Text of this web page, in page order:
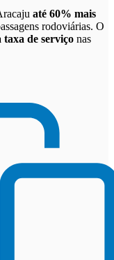
até 60% mais
rodoviárias. O
taxa de serviço nas